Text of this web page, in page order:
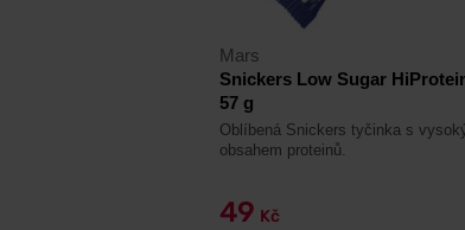
Mars
Snickers Low Sugar
57 g
Oblíbená Snickers tyčinka s
obsahem proteinů.
49 Kč